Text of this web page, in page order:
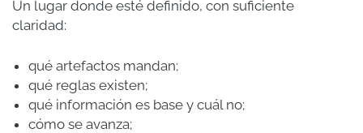
Un lugar donde esté definido, con suficiente
claridad:
qué artefactos mandan;
qué reglas existen;
qué información es base y cuál no;
cómo se avanza;